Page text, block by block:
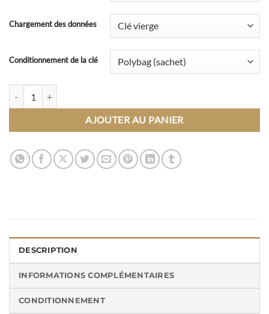
Chargement des données
Conditionnement de la clé
AJOUTER AU PANIER
DESCRIPTION
INFORMATIONS COMPLÉMENTAIRES
CONDITIONNEMENT